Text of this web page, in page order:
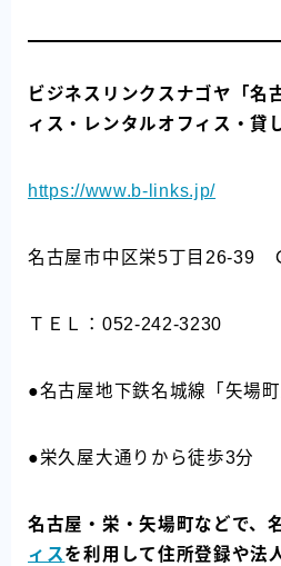
ビジネスリンクスナゴヤ「名
ィス・レンタルオフィス・貸
https://www.b-links.jp/
名古屋市中区栄5丁目26-39
ＴＥＬ：052-242-3230
●名古屋地下鉄名城線「矢場
●栄久屋大通りから徒歩3分
名古屋・栄・矢場町などで、
ィスを利用して住所登録や法